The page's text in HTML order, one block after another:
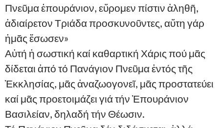
Πνεῦμα ἐπουράνιον, εὕρομεν πίστιν ἀληθῆ,
ἀδιαίρετον Τριάδα προσκυνοῦντες, αὕτη γάρ
ἡμᾶς ἔσωσεν»
Αὐτή ἡ σωστική καί καθαρτική Χάρις πού μᾶς
δίδεται ἀπό τό Πανάγιον Πνεῦμα ἐντός τῆς
Ἐκκλησίας, μᾶς ἀναζωογονεῖ, μᾶς προστατεύει
καί μᾶς προετοιμάζει γιά τήν Ἐπουράνιον
Βασιλείαν, δηλαδή τήν Θέωσιν.